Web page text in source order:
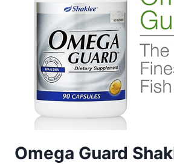
Omega Guard